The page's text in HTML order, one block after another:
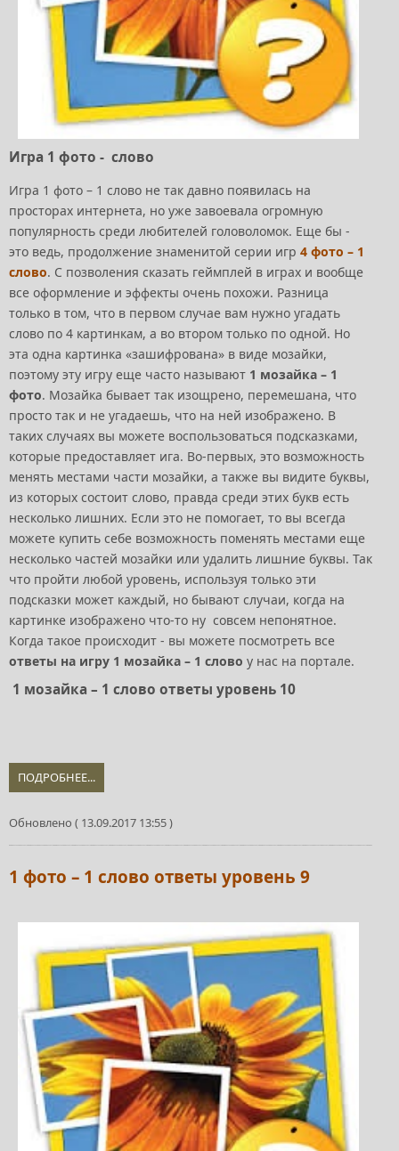
Игра 1 фото - слово
Игра 1 фото – 1 слово не так давно появилась на
просторах интернета, но уже завоевала огромную
популярность среди любителей головоломок. Еще бы -
это ведь, продолжение знаменитой серии игр 4 фото – 1
слово. С позволения сказать геймплей в играх и вообще
все оформление и эффекты очень похожи. Разница
только в том, что в первом случае вам нужно угадать
слово по 4 картинкам, а во втором только по одной. Но
эта одна картинка «зашифрована» в виде мозайки,
поэтому эту игру еще часто называют 1 мозайка – 1
фото. Мозайка бывает так изощрено, перемешана, что
просто так и не угадаешь, что на ней изображено. В
таких случаях вы можете воспользоваться подсказками,
которые предоставляет ига. Во-первых, это возможность
менять местами части мозайки, а также вы видите буквы,
из которых состоит слово, правда среди этих букв есть
несколько лишних. Если это не помогает, то вы всегда
можете купить себе возможность поменять местами еще
несколько частей мозайки или удалить лишние буквы. Так
что пройти любой уровень, используя только эти
подсказки может каждый, но бывают случаи, когда на
картинке изображено что-то ну совсем непонятное.
Когда такое происходит - вы можете посмотреть все
ответы на игру 1 мозайка – 1 слово у нас на портале.
1 мозайка – 1 слово ответы уровень 10
ПОДРОБНЕЕ...
Обновлено ( 13.09.2017 13:55 )
1 фото – 1 слово ответы уровень 9